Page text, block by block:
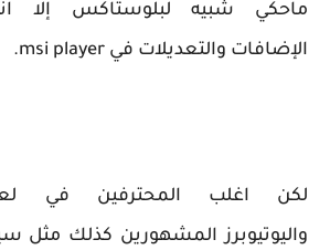
ماحكي شبيه لبلوستاكس إلا
الإضافات والتعديلات في msi player.
لكن اغلب المحترفين في
واليوتيوبرز المشهورين كذلك مثل